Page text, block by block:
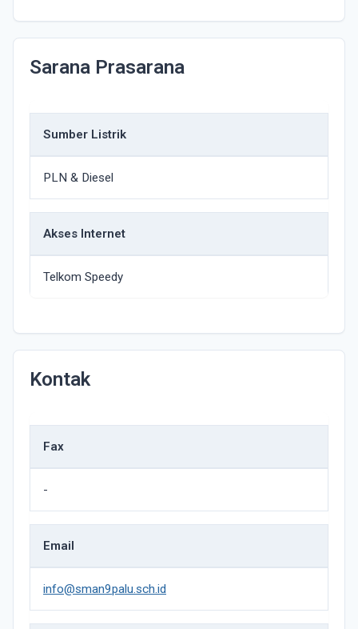
Sarana Prasarana
Sumber Listrik
PLN & Diesel
Akses Internet
Telkom Speedy
Kontak
Fax
-
Email
info@sman9palu.sch.id